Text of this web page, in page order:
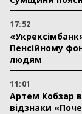
17:52
Пенсійному
людям
11:01
Артем Кобзар
відзнаки